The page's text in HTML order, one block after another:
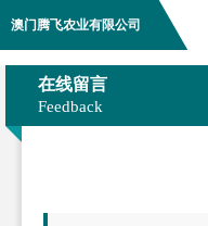
澳门腾飞农业有限公司
在线留言
Feedback